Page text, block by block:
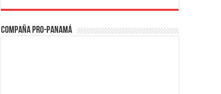
Compaña PRO-Panamá